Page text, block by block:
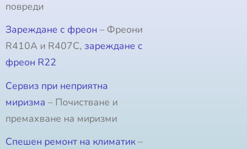
повреди
Зареждане с фреон – Фреони
R410A и R407C, зареждане с
фреон R22
Сервиз при неприятна
миризма – Почистване и
премахване на миризми
Спешен ремонт на климатик–